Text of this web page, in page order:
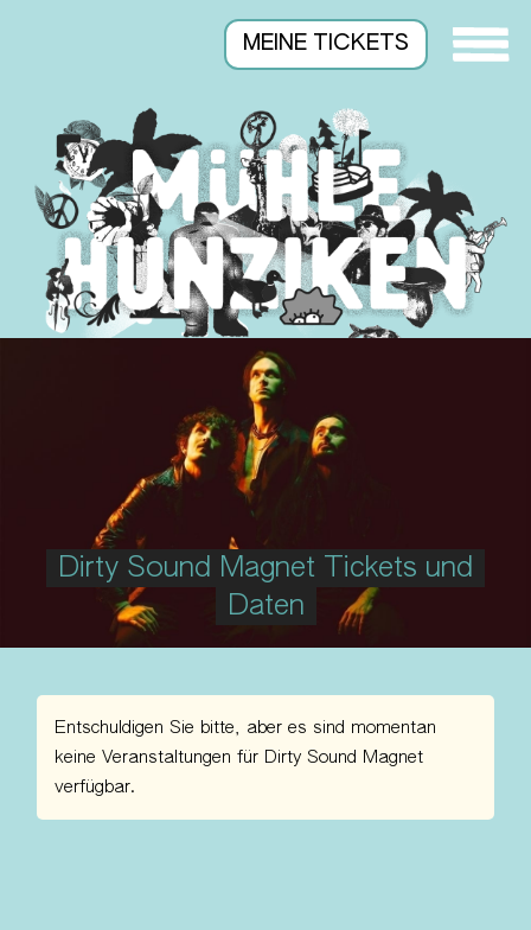
MEINE TICKETS
Dirty Sound Magnet Tickets und
Daten
Entschuldigen Sie bitte, aber es sind momentan
keine Veranstaltungen für Dirty Sound Magnet
verfügbar.